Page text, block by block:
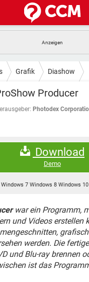
IOS
TIKTOK
HARDWARE
TIKTOK
IOS
TIKTOK
TIKTOK
Grafik Diashow
Producer
Photodex
Download
Demo
Windows 7 Windows 8 Windows 10
war ein Programm,
und Videos erstellen
werden. Die
und Blu-ray brennen
ist das